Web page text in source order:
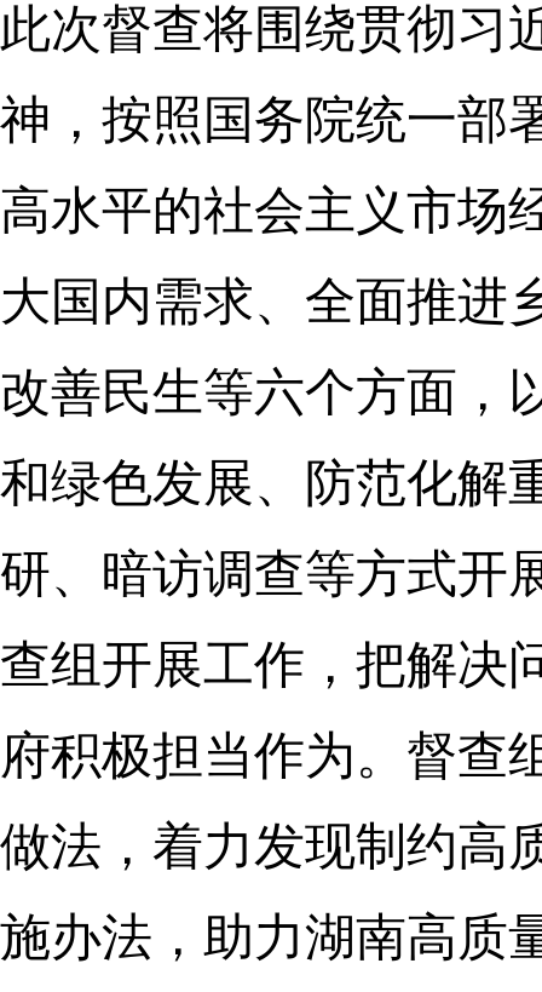
此次督查将围绕贯彻习
神，按照国务院统一部
高水平的社会主义市场
大国内需求、全面推进
改善民生等六个方面，
和绿色发展、防范化解
研、暗访调查等方式开
查组开展工作，把解决
府积极担当作为。督查
做法，着力发现制约高
施办法，助力湖南高质